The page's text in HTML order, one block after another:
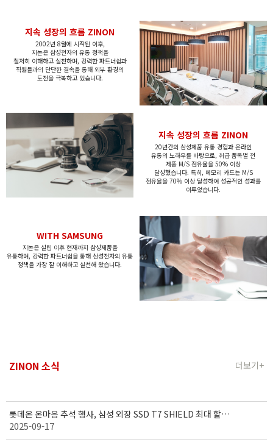
지속 성장의 흐름 ZINON
2002년 8월에 시작된 이후,
지논은 삼성전자의 유통 정책을
철저히 이해하고 실천하며, 강력한 파트너쉽과
직원들과의 단단한 결속을 통해 외부 환경의
도전을 극복하고 있습니다.
WITH SAMSUNG
지논은 설립 이후 현재까지 삼성제품을
유통하며, 강력한 파트너쉽을 통해 삼성전자의 유통
정책을 가장 잘 이해하고 실천해 왔습니다.
지속 성장의 흐름 ZINON
20년간의 삼성제품 유통 경험과 온라인
유통의 노하우를 바탕으로, 취급 품목별 전
제품 M/S 점유율을 50% 이상
달성했습니다. 특히, 메모리 카드는 M/S
점유율을 70% 이상 달성하여 성공적인 성과를
이루었습니다.
ZINON 소식 더보기+
롯데온 온마음 추석 행사, 삼성 외장 SSD T7 SHIELD 최대 할인
받으세요! ( 9/15 - 9/30 )
2025-09-17